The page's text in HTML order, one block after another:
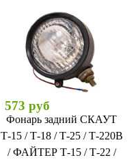
573 руб
Фонарь задний СКАУТ
Т-15 / Т-18 / Т-25 / Т-220B
/ ФАЙТЕР Т-15 / Т-22 /